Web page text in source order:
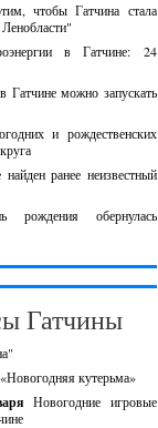
чтобы Гатчина стала
в Гатчине: 24
Гатчине можно запускать
и рождественских
ранее неизвестный
рождения обернулась
Гатчины
кутерьма»
Новогодние игровые